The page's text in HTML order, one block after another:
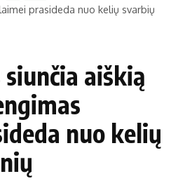
Kategorijos
Horoskopai
Laisvalaikis
Maistas
Sveikata
Technologijos
prasideda nuo kelių svarbių
aiškią
nuo kelių